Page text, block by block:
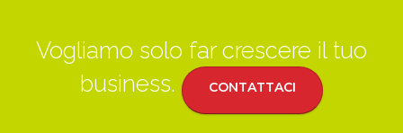
Vogliamo solo far crescere il tuo
business.
CONTATTACI